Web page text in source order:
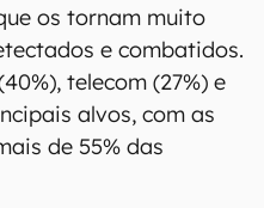
os tornam muito
e combatidos.
telecom (27%) e
alvos, com as
de 55% das